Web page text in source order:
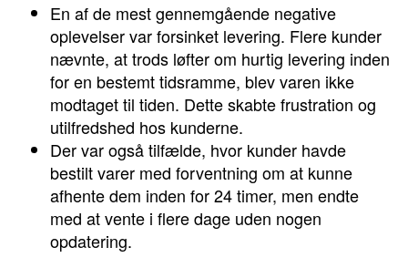
En af de mest gennemgående negative
oplevelser var forsinket levering. Flere kunder
nævnte, at trods løfter om hurtig levering inden
for en bestemt tidsramme, blev varen ikke
modtaget til tiden. Dette skabte frustration og
utilfredshed hos kunderne.
Der var også tilfælde, hvor kunder havde
bestilt varer med forventning om at kunne
afhente dem inden for 24 timer, men endte
med at vente i flere dage uden nogen
opdatering.